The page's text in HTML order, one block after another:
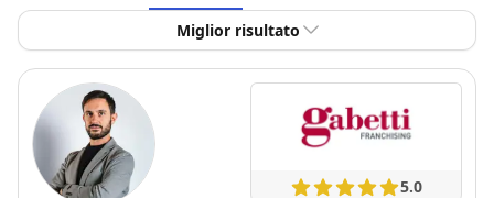
Miglior risultato
5.0